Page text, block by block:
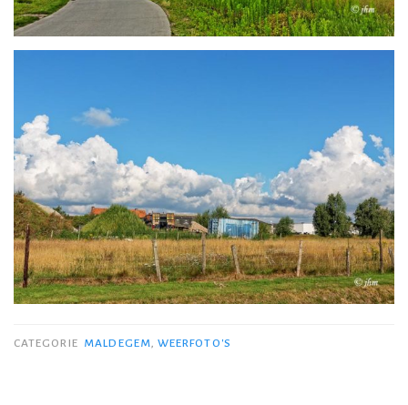
CATEGORIE MALDEGEM, WEERFOTO'S